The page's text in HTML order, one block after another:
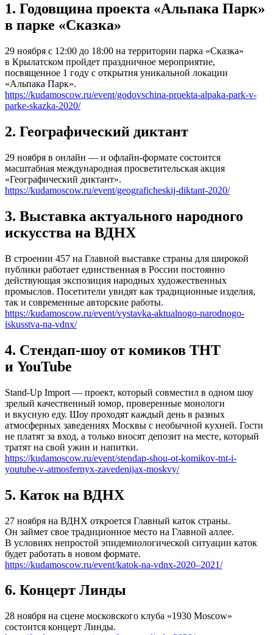
1. Годовщина проекта «Альпака Парк»
в парке «Сказка»
29 ноября с 12:00 до 18:00 на территории парка «Сказка»
в Крылатском пройдет праздничное мероприятие,
посвященное 1 году с открытия уникальной локации
«Альпака Парк».
https://kudamoscow.ru/event/godovschina-proekta-alpaka-park-v-
parke-skazka-2020/
2. Географический диктант
29 ноября в онлайн — и офлайн-формате состоится
масштабная международная просветительская акция
«Географический диктант».
https://kudamoscow.ru/event/geograficheskij-diktant-2020/
3. Выставка актуального народного
искусства на ВДНХ
В строении 457 на Главной выставке страны для широкой
публики работает единственная в России постоянно
действующая экспозиция народных художественных
промыслов. Посетители увидят как традиционные изделия,
так и современные авторские работы.
https://kudamoscow.ru/event/vystavka-aktualnogo-narodnogo-
iskusstva-na-vdnx/
4. Стендап-шоу от комиков ТНТ
и YouTube
Stand-Up Import — проект, который совместил в одном шоу
зрелый качественный юмор, проверенные монологи
и вкусную еду. Шоу проходят каждый день в разных
атмосферных заведениях Москвы с необычной кухней. Гости
не платят за вход, а только вносят депозит на месте, который
тратят на свой ужин и напитки.
https://kudamoscow.ru/event/stendap-shou-ot-komikov-tnt-i-
youtube-v-atmosfernyx-zavedenijax-moskvy/
5. Каток на ВДНХ
27 ноября на ВДНХ откроется Главный каток страны.
Он займет свое традиционное место на Главной аллее.
В условиях непростой эпидемиологической ситуации каток
будет работать в новом формате.
https://kudamoscow.ru/event/katok-na-vdnx-2020–2021/
6. Концерт Линды
28 ноября на сцене московского клуба «1930 Moscow»
состоится концерт Линды.